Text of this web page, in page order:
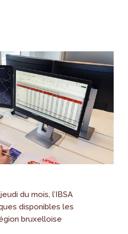
du mois, l’IBSA
disponibles les
bruxelloise